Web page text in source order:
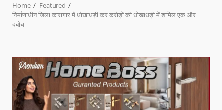
Home
Featured
निर्माणाधीन जिला कारागार में धोखाधड़ी कर करोड़ों की धोखाधड़ी में शामिल एक और
दबोचा